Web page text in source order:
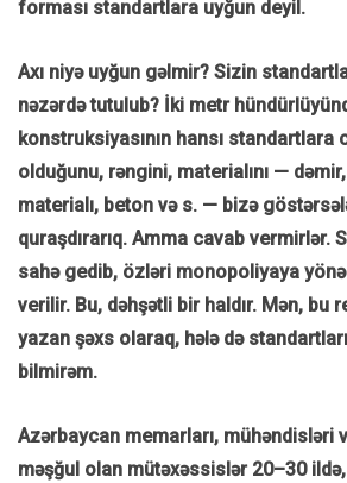
forması standartlara uyğun deyil.
Axı niyə uyğun gəlmir? Sizin
nəzərdə tutulub? İki metr
konstruksiyasının hansı standartlara
olduğunu, rəngini, materialını —
materialı, beton və s. — bizə
quraşdırarıq. Amma cavab vermirlər.
sahə gedib, özləri monopoliyaya
verilir. Bu, dəhşətli bir haldır. Mən, bu
yazan şəxs olaraq, hələ də
bilmirəm.
Azərbaycan memarları, mühəndisləri
məşğul olan mütəxəssislər 20–30